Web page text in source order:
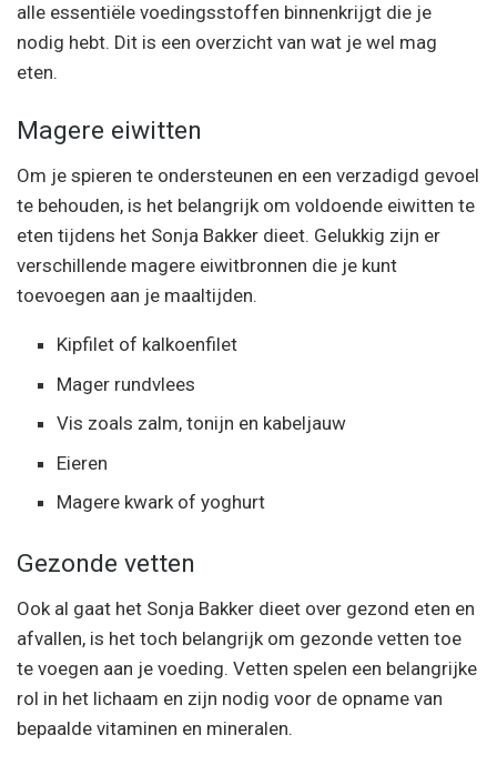
alle essentiële voedingsstoffen binnenkrijgt die je
nodig hebt. Dit is een overzicht van wat je wel mag
eten.
Magere eiwitten
Om je spieren te ondersteunen en een verzadigd gevoel
te behouden, is het belangrijk om voldoende eiwitten te
eten tijdens het Sonja Bakker dieet. Gelukkig zijn er
verschillende magere eiwitbronnen die je kunt
toevoegen aan je maaltijden.
Kipfilet of kalkoenfilet
Mager rundvlees
Vis zoals zalm, tonijn en kabeljauw
Eieren
Magere kwark of yoghurt
Gezonde vetten
Ook al gaat het Sonja Bakker dieet over gezond eten en
afvallen, is het toch belangrijk om gezonde vetten toe
te voegen aan je voeding. Vetten spelen een belangrijke
rol in het lichaam en zijn nodig voor de opname van
bepaalde vitaminen en mineralen.